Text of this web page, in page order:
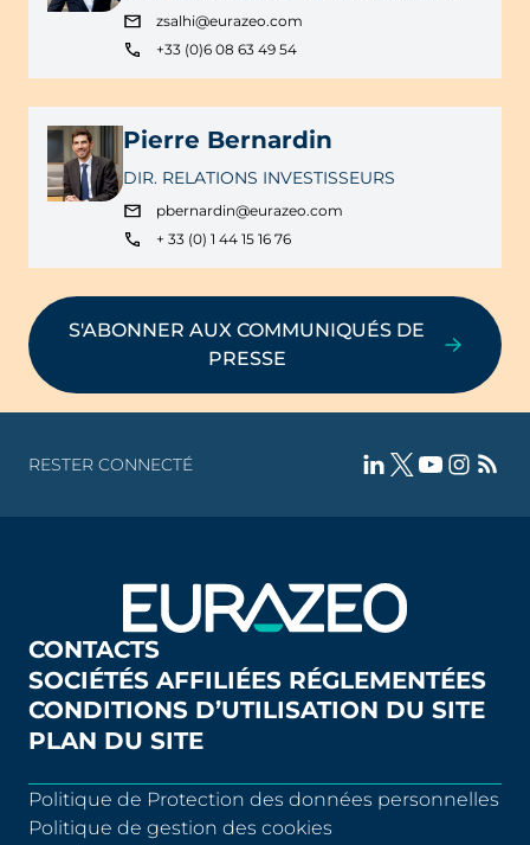
zsalhi@eurazeo.com
+33 (0)6 08 63 49 54
Pierre Bernardin
DIR. RELATIONS INVESTISSEURS
pbernardin@eurazeo.com
+ 33 (0) 1 44 15 16 76
S'ABONNER AUX COMMUNIQUÉS DE
PRESSE
RESTER CONNECTÉ
CONTACTS
SOCIÉTÉS AFFILIÉES RÉGLEMENTÉES
CONDITIONS D’UTILISATION DU SITE
PLAN DU SITE
Politique de Protection des données personnelles
Politique de gestion des cookies